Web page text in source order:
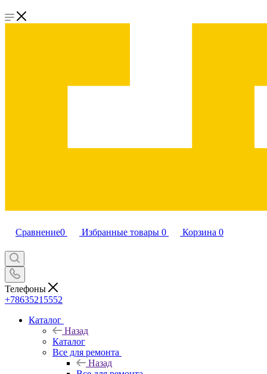
Сравнение0 Избранные товары 0 Корзина 0
Телефоны
+78635215552
Каталог
Назад
Каталог
Все для ремонта
Назад